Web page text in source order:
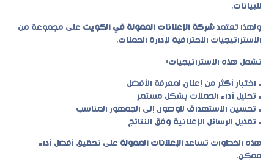
للبيانات.
ولهذا تعتمد شركة الإعلانات الممولة في الكويت على مجموعة من
الاستراتيجيات الاحترافية لإدارة الحملات.
تشمل هذه الاستراتيجيات:
• اختبار أكثر من إعلان لمعرفة الأفضل
• تحليل أداء الحملات بشكل مستمر
• تحسين الاستهداف للوصول إلى الجمهور المناسب
• تعديل الرسائل الإعلانية وفق النتائج
هذه الخطوات تساعد الإعلانات الممولة على تحقيق أفضل أداء
ممكن.